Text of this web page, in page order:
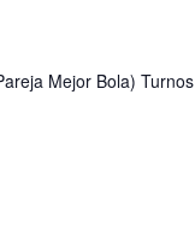
Mejor Bola) Turnos